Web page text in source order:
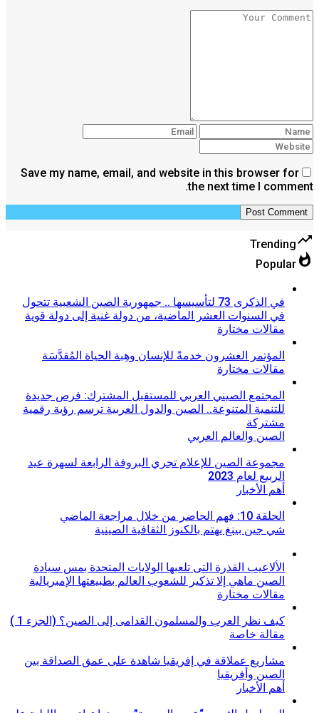
Save my name, email, and website in this browser for
the next time I comment.
trending_up
Trending
whatshot
Popular
في الذكرى 73 لتأسيسها .. جمهورية الصين الشعبية تتحول
في السنوات العشر الماضية، من دولة غنية إلى دولة قوية
مقالات مختارة
المؤتمر العشرون خدمةً للإنسان وهِبة الحياة المُقدَّسَة
مقالات مختارة
المجتمع الصيني العربي للمستقبل المشترك: فرص جديدة
للتنمية المتنوعة.. الصين والدول العربية ترسم رؤية رقمية
مشتركة
الصين والعالم العربي
مجموعة الصين للإعلام تجري البروفة الرابعة لسهرة عيد
الربيع لعام 2023
أهم الأخبار
الحلقة 10: فهم الحاضر من خلال مراجعة الماضي
شي جين بينغ يهتم بالكنوز الثقافية الصينية
الألاعيب القذرة التى تلعبها الولايات المتحدة بمس سيادة
الصين ماهي إلا تذكير للشعوب العالم بطبيعتها الإمبريالية
مقالات مختارة
كيف نظر العرب والمسلمون القدامى إلى الصين؟ (الجزء 1 )
مقالة خاصة
مشاريع عملاقة في إفريقيا شاهدة على عمق الصداقة بين
الصين وأفريقيا
أهم الأخبار